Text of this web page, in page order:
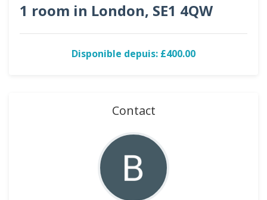
1 room in London, SE1 4QW
Disponible depuis: £400.00
Contact